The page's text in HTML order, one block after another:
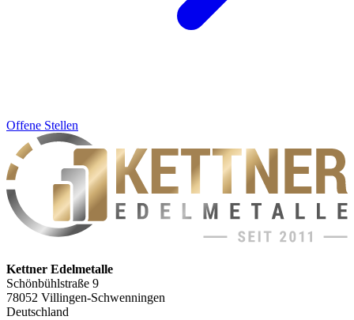
Offene Stellen
Kettner Edelmetalle
Schönbühlstraße 9
78052 Villingen-Schwenningen
Deutschland